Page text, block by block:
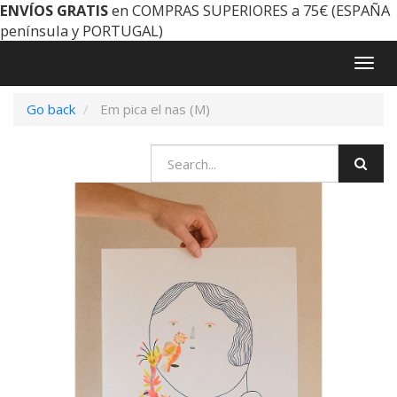
ENVÍOS GRATISen COMPRAS SUPERIORES a 75€ (ESPAÑA
península y PORTUGAL)
Go back
Em pica el nas (M)